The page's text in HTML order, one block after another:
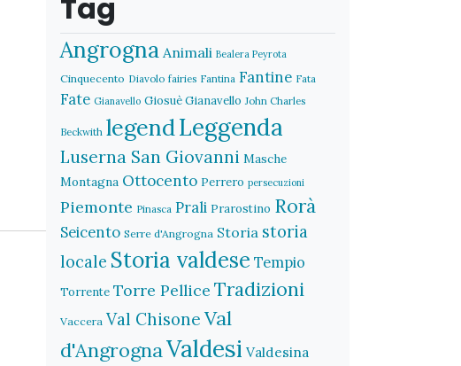
Tag
Angrogna Animali Bealera Peyrota
Cinquecento Diavolo fairies Fantina Fantine Fata
Fate Gianavello Giosuè Gianavello John Charles
Beckwith legendLeggenda
Luserna San Giovanni Masche
Montagna Ottocento Perrero persecuzioni
Piemonte Pinasca Prali Prarostino Rorà
Seicento Serre d'Angrogna Storia storia
locale Storia valdese Tempio
Torrente Torre Pellice Tradizioni
Vaccera Val Chisone Val
d'AngrognaValdesi Valdesina